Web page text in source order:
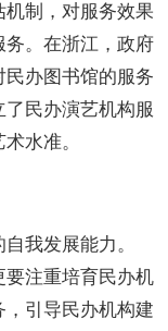
制，对服务效果
。在浙江，政府
办图书馆的服务
民办演艺机构服
水准。
我发展能力。
注重培育民办机
引导民办机构建